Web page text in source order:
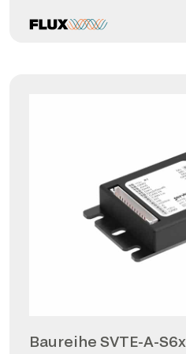
Baureihe SVTE-A-S6x